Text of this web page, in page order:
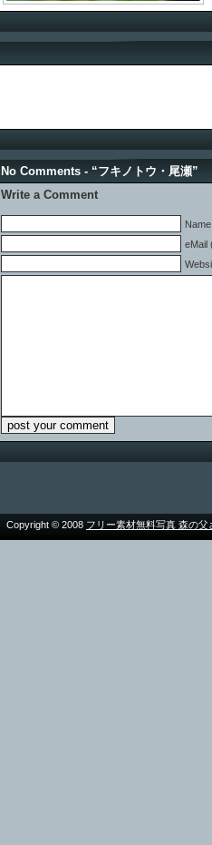
No Comments - “フキノトウ・尾瀬”
Write a Comment
eMail
Copyright © 2008 フリー素材無料写真 森の父